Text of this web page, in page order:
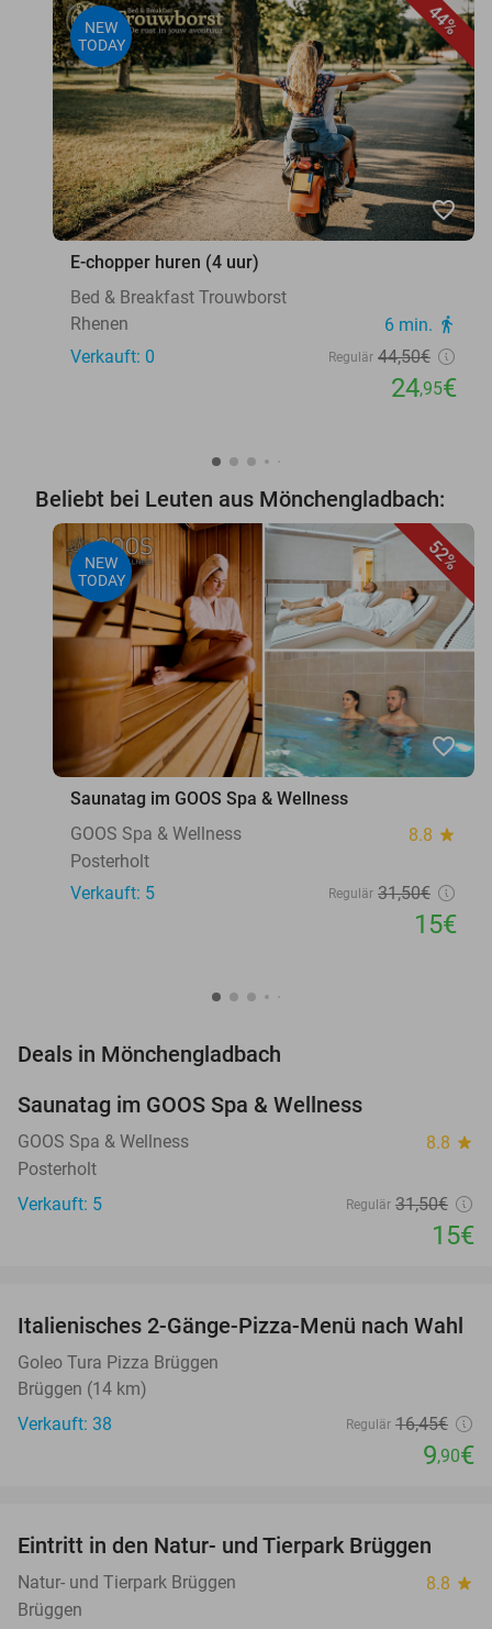
44%
NEW
TODAY
favorite_border
E-chopper huren (4 uur)
Bed & Breakfast Trouwborst
Rhenen
6 min. directions_walk
Verkauft: 0 Regulär 44,50€
24,95€
Beliebt bei Leuten aus Mönchengladbach:
52%
NEW
TODAY
favorite_border
Saunatag im GOOS Spa & Wellness
GOOS Spa & Wellness
8.8 star
Posterholt
Verkauft: 5
Regulär 31,50€
15€
Deals in Mönchengladbach
TODAY
Saunatag im GOOS Spa & Wellness
GOOS Spa & Wellness 8.8 star
Posterholt
Verkauft: 5
Regulär 31,50€
15€
40%
Italienisches 2-Gänge-Pizza-Menü nach Wahl
Goleo Tura Pizza Brüggen
Brüggen (14 km)
Verkauft: 38
Regulär 16,45€
9,90€
24%
Eintritt in den Natur- und Tierpark Brüggen
Natur- und Tierpark Brüggen 8.8 star
Brüggen